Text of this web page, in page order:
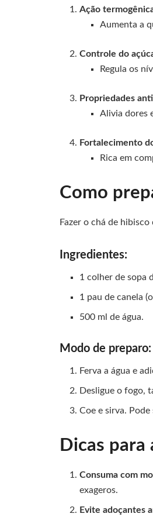
Ação
Aumenta a
Controle do
Regula os
Propriedades
Alivia dores
Fortalecimento
Rica em
Como
Fazer o chá de
Ingredientes:
1 colher de sopa
1 pau de canela
500 ml de água.
Modo de preparo:
Ferva a água e
Desligue o fogo,
Coe e sirva.
Dicas
Consuma com
exageros.
Evite adoçantes